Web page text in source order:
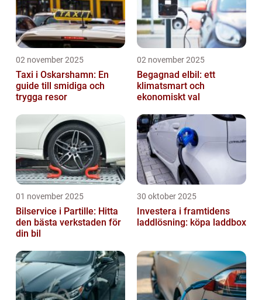
02 november 2025
Taxi i Oskarshamn: En
guide till smidiga och
trygga resor
02 november 2025
Begagnad elbil: ett
klimatsmart och
ekonomiskt val
01 november 2025
Bilservice i Partille: Hitta
den bästa verkstaden för
din bil
30 oktober 2025
Investera i framtidens
laddlösning: köpa laddbox